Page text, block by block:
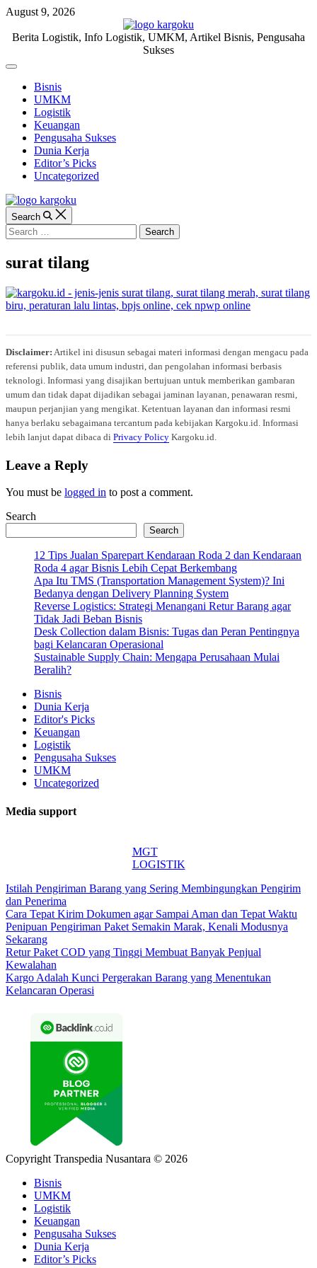
Skip
content
August 9, 2026
KARGOKU.ID
Berita Logistik, Info Logistik, UMKM, Artikel Bisnis, Pengusaha
Sukses
Off
CanvasBisnis
UMKM
Logistik
Keuangan
Pengusaha Sukses
Dunia Kerja
Editor’s Picks
Uncategorized
Search
Search
for:
surat tilang
Disclaimer: Artikel ini disusun sebagai materi informasi dengan mengacu pada
referensi publik, data umum industri, dan pengolahan informasi berbasis
teknologi. Informasi yang disajikan bertujuan untuk memberikan gambaran
umum dan tidak dapat dijadikan sebagai jaminan layanan, penawaran resmi,
maupun perjanjian yang mengikat. Ketentuan layanan dan informasi resmi
hanya berlaku sebagaimana tercantum pada kebijakan Kargoku.id. Informasi
lebih lanjut dapat dibaca di Privacy Policy Kargoku.id.
Leave a Reply
You must be logged in to post a comment.
Search
Search
12 Tips Jualan Sparepart Kendaraan Roda 2 dan Kendaraan
Roda 4 agar Bisnis Lebih Cepat Berkembang
Apa Itu TMS (Transportation Management System)? Ini
Bedanya dengan Delivery Planning System
Reverse Logistics: Strategi Menangani Retur Barang agar
Tidak Jadi Beban Bisnis
Desk Collection dalam Bisnis: Tugas dan Peran Pentingnya
bagi Kelancaran Operasional
Sustainable Supply Chain: Mengapa Perusahaan Mulai
Beralih?
Bisnis
Dunia Kerja
Editor's Picks
Keuangan
Logistik
Pengusaha Sukses
UMKM
Uncategorized
Media support
MGT
LOGISTIK
Istilah Pengiriman Barang yang Sering Membingungkan Pengirim
dan Penerima
Cara Tepat Kirim Dokumen agar Sampai Aman dan Tepat Waktu
Penipuan Pengiriman Paket Semakin Marak, Kenali Modusnya
Sekarang
Retur Paket COD yang Tinggi Membuat Banyak Penjual
Kewalahan
Kargo Adalah Kunci Pergerakan Barang yang Menentukan
Kelancaran Operasi
Copyright Transpedia Nusantara © 2026
Bisnis
UMKM
Logistik
Keuangan
Pengusaha Sukses
Dunia Kerja
Editor’s Picks